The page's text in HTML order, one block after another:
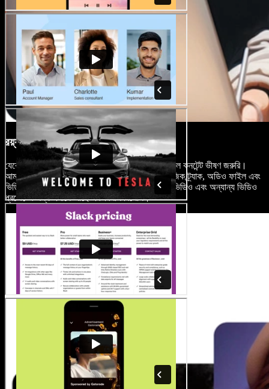
রয়্যালটি-ফ্রি মিডিয়া লাইব্রেরি
যেকোনো সফল মিউজিক ভিডিওর জন্য উচ্চমানের ভিজ্যুয়াল কনটেন্ট ভীষণ জরুরি।
আমাদের স্টক ফুটেজ লাইব্রেরিতে হাজার হাজার ছবি, মিউজিক ট্র্যাক, অডিও ফাইল এবং
ভিডিও ক্লিপ রয়েছে—ব্যক্তিগত বা বাণিজ্যিক মিউজিক ভিডিও এবং অন্যান্য ভিডিও
প্রজেক্টের জন্য এখানে আছে এক বিশাল রিসোর্স।